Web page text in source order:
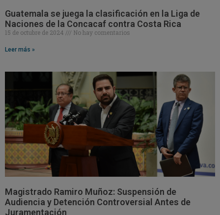
Guatemala se juega la clasificación en la Liga de
Naciones de la Concacaf contra Costa Rica
15 de octubre de 2024 No hay comentarios
Leer más »
Magistrado Ramiro Muñoz: Suspensión de
Audiencia y Detención Controversial Antes de
Juramentación